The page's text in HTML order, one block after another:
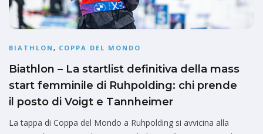
BIATHLON , COPPA DEL MONDO
Biathlon – La startlist definitiva della mass
start femminile di Ruhpolding: chi prende
il posto di Voigt e Tannheimer
La tappa di Coppa del Mondo a Ruhpolding si avvicina alla